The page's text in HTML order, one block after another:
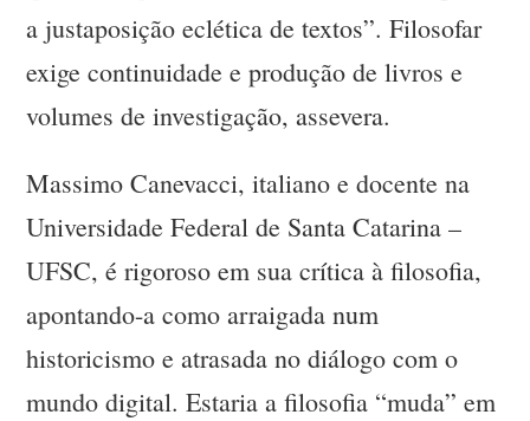
a justaposição eclética de textos”. Filosofar
exige continuidade e produção de livros e
volumes de investigação, assevera.
Massimo Canevacci, italiano e docente na
Universidade Federal de Santa Catarina –
UFSC, é rigoroso em sua crítica à filosofia,
apontando-a como arraigada num
historicismo e atrasada no diálogo com o
mundo digital. Estaria a filosofia “muda” em